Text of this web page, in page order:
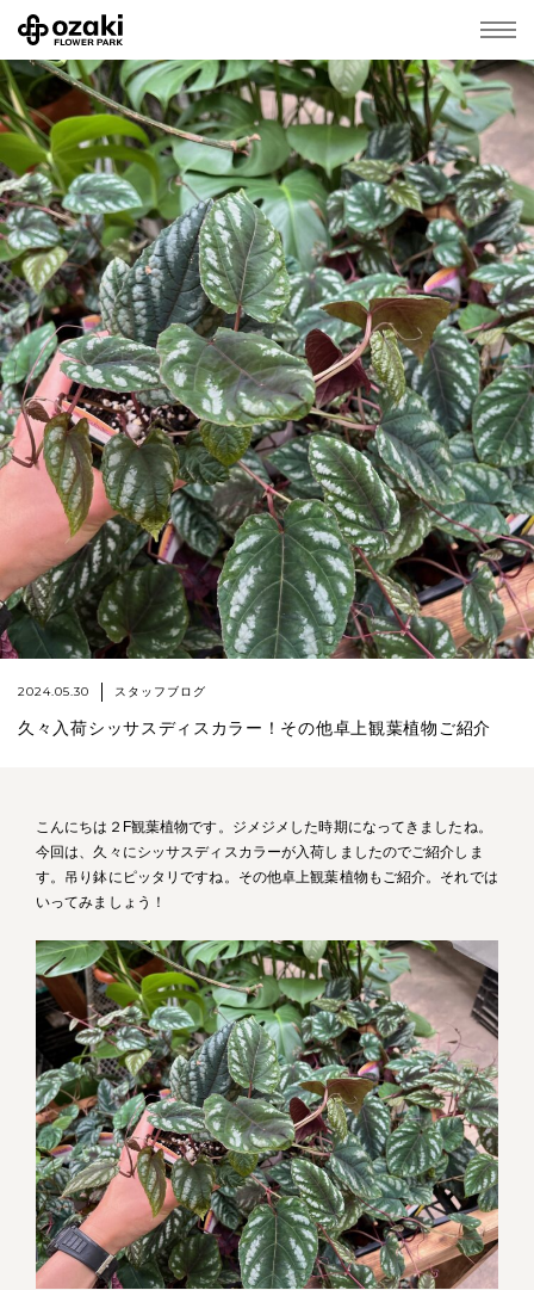
2024.05.30 スタッフブログ
久々入荷シッサスディスカラー！その他卓上観葉植物ご紹介
こんにちは２F観葉植物です。ジメジメした時期になってきましたね。
今回は、久々にシッサスディスカラーが入荷しましたのでご紹介しま
す。吊り鉢にピッタリですね。その他卓上観葉植物もご紹介。それでは
いってみましょう！